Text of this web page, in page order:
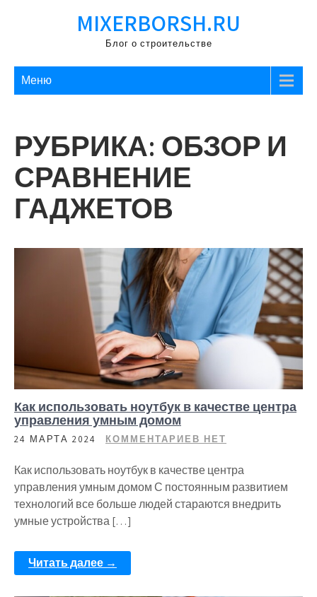
MIXERBORSH.RU
Блог о строительстве
Меню
РУБРИКА: ОБЗОР И
СРАВНЕНИЕ
ГАДЖЕТОВ
Как использовать ноутбук в качестве центра
управления умным домом
24 МАРТА 2024 КОММЕНТАРИЕВ НЕТ
Как использовать ноутбук в качестве центра
управления умным домом С постоянным развитием
технологий все больше людей стараются внедрить
умные устройства […]
Читать далее →